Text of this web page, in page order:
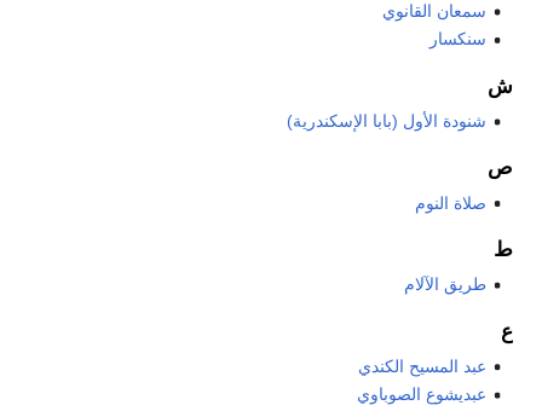
سمعان القانوي
سنكسار
ش
شنودة الأول (بابا الإسكندرية)
ص
صلاة النوم
ط
طريق الآلام
ع
عبد المسيح الكندي
عبديشوع الصوباوي